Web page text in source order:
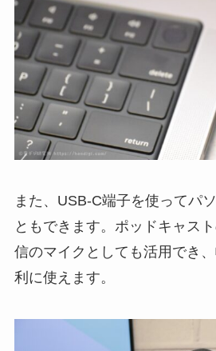
また、USB-C端子を使ってパ
ともできます。ポッドキャス
信のマイクとしても活用でき
利に使えます。